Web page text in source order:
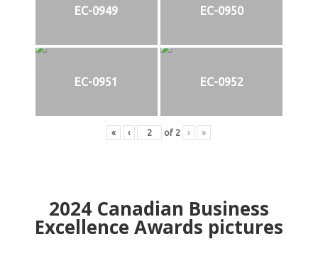
EC-0949 EC-0950
EC-0951 EC-0952
« ‹ of 2 › »
2024Canadian Business
Excellence Awards pictures